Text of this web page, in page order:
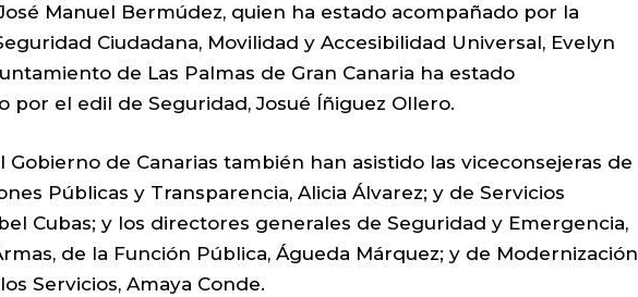
Manuel Bermúdez, quien ha estado acompañado por la
Ciudadana, Movilidad y Accesibilidad Universal, Evelyn
de Las Palmas de Gran Canaria ha estado
por el edil de Seguridad, Josué Íñiguez Ollero.
Gobierno de Canarias también han asistido las viceconsejeras de
Públicas y Transparencia, Alicia Álvarez; y de Servicios
Cubas; y los directores generales de Seguridad y Emergencia,
de la Función Pública, Águeda Márquez; y de Modernización
Servicios, Amaya Conde.